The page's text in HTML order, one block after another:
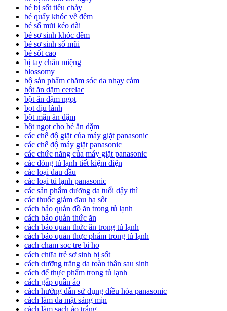
bé bị sốt tiêu chảy
bé quấy khóc về đêm
bé sổ mũi kéo dài
bé sơ sinh khóc đêm
bé sơ sinh sổ mũi
bé sốt cao
bị tay chân miệng
blossomy
bộ sản phẩm chăm sóc da nhạy cảm
bột ăn dặm cerelac
bột ăn dặm ngọt
bọt dịu lành
bột mặn ăn dặm
bột ngọt cho bé ăn dặm
các chế độ giặt của máy giặt panasonic
các chế độ máy giặt panasonic
các chức năng của máy giặt panasonic
các dòng tủ lạnh tiết kiệm điện
các loại đau đầu
các loại tủ lạnh panasonic
các sản phẩm dưỡng da tuổi dậy thì
các thuốc giảm đau hạ sốt
cách bảo quản đồ ăn trong tủ lạnh
cách bảo quản thức ăn
cách bảo quản thức ăn trong tủ lạnh
cách bảo quản thực phẩm trong tủ lạnh
cach cham soc tre bi ho
cách chữa trẻ sơ sinh bị sốt
cách dưỡng trắng da toàn thân sau sinh
cách để thực phẩm trong tủ lạnh
cách gấp quần áo
cách hướng dẫn sử dụng điều hòa panasonic
cách làm da mặt sáng mịn
cách làm sạch áo trắng